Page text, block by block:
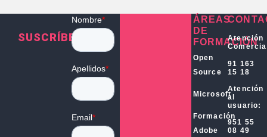
SUSCRÍBETE
ÁREAS
DE
FORMACIÓN
Open
Source
Microsoft
Formación
Adobe
Atención
91 163
15 18
Atención
al
usuario:
951 55
08 49